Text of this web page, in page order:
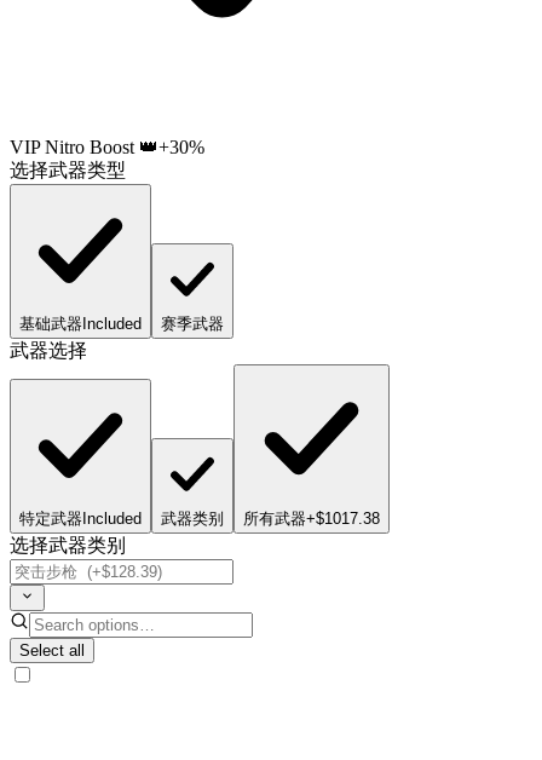
VIP Nitro Boost 👑+30%
选择武器类型
基础武器 Included 赛季武器
武器选择
特定武器 Included 武器类别 所有武器+$1017.38
选择武器类别
Select all